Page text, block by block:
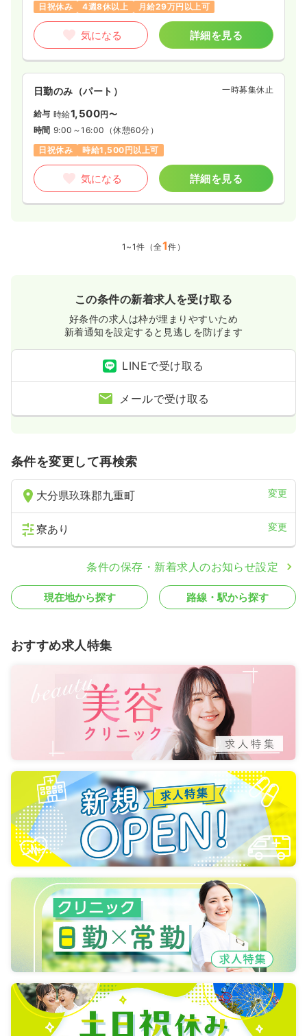
日祝休み
4週8休以上 月給29万円以上可
気になる 詳細を見る
日勤のみ（パート） 一時募集休止
給与 時給1,500円〜
時間 9:00～16:00 （休憩60分）
日祝休み
時給1,500円以上可
気になる 詳細を見る
1~1件（全1件）
この条件の新着求人を受け取る
好条件の求人は枠が埋まりやすいため
新着通知を設定すると見逃しを防げます
LINEで受け取る
メールで受け取る
条件を変更して再検索
大分県玖珠郡九重町 変更
寮あり 変更
条件の保存・新着求人のお知らせ設定
現在地から探す 路線・駅から探す
おすすめ求人特集